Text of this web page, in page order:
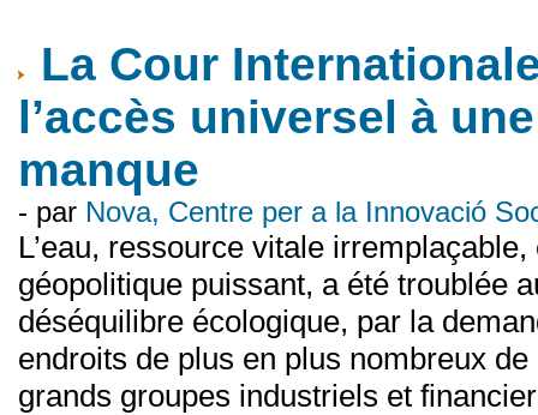
La Cour
l’accès universel à
manque
- par Nova, Centre per a la Innovació
L’eau, ressource vitale
géopolitique puissant, a été troublée
déséquilibre écologique, par la
endroits de plus en plus nombreux
grands groupes industriels et